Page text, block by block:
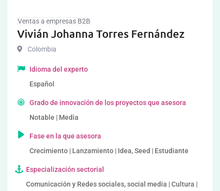
Ventas a empresas B2B
Vivián Johanna Torres Fernández
Colombia
Idioma del experto
Español
Grado de innovación de los proyectos que asesora
Notable | Media
Fase en la que asesora
Crecimiento | Lanzamiento | Idea, Seed | Estudiante
Especialización sectorial
Comunicación y Redes sociales, social media | Cultura |